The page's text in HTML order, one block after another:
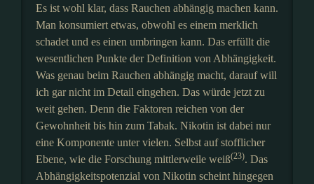
Es ist wohl klar, dass Rauchen abhängig machen kann.
Man konsumiert etwas, obwohl es einem merklich
schadet und es einen umbringen kann. Das erfüllt die
wesentlichen Punkte der Definition von Abhängigkeit.
Was genau beim Rauchen abhängig macht, darauf will
ich gar nicht im Detail eingehen. Das würde jetzt zu
weit gehen. Denn die Faktoren reichen von der
Gewohnheit bis hin zum Tabak. Nikotin ist dabei nur
eine Komponente unter vielen. Selbst auf stofflicher
Ebene, wie die Forschung mittlerweile weiß(23). Das
Abhängigkeitspotenzial von Nikotin scheint hingegen